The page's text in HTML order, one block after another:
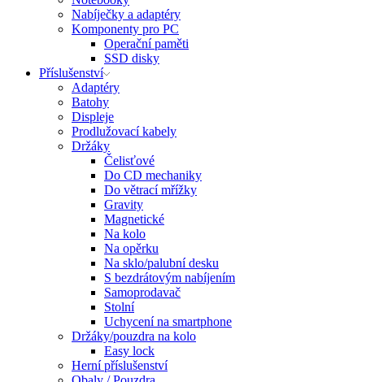
Nabíječky a adaptéry
Komponenty pro PC
Operační paměti
SSD disky
Příslušenství
Adaptéry
Batohy
Displeje
Prodlužovací kabely
Držáky
Čelisťové
Do CD mechaniky
Do větrací mřížky
Gravity
Magnetické
Na kolo
Na opěrku
Na sklo/palubní desku
S bezdrátovým nabíjením
Samoprodavač
Stolní
Uchycení na smartphone
Držáky/pouzdra na kolo
Easy lock
Herní příslušenství